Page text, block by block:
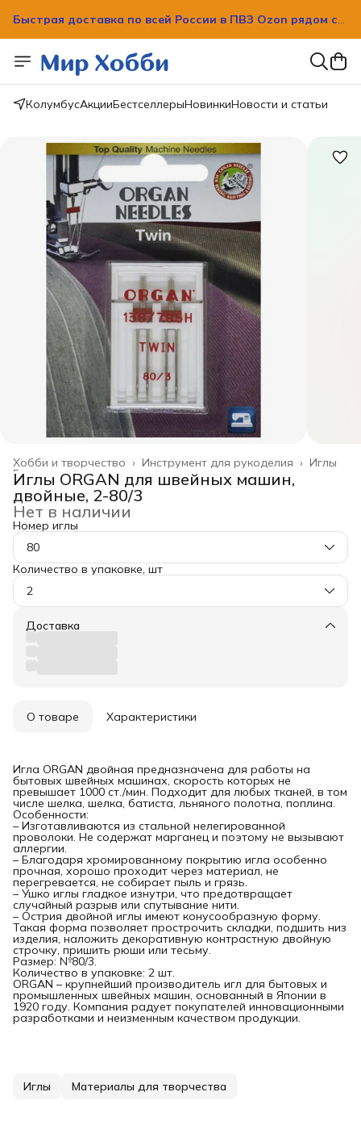
Быстрая доставка по всей России в ПВЗ Ozon рядом с
вашим домом!
Быстрая доставка по всей России в ПВЗ Ozon рядом с
вашим домом!
КолумбусАкцииБестселлерыНовинкиНовости и статьи
Иглы
Инструмент для рукоделия ›
Хобби и творчество ›
Главная ›
Иглы ORGAN для швейных машин,
двойные, 2-80/3
Нет в наличии
Номер иглы
80
Количество в упаковке, шт
2
Доставка
О товаре Характеристики
Игла ORGAN двойная предназначена для работы на
бытовых швейных машинах, скорость которых не
превышает 1000 ст./мин. Подходит для любых тканей, в том
числе шелка, шелка, батиста, льняного полотна, поплина.
Особенности:
– Изготавливаются из стальной нелегированной
проволоки. Не содержат марганец и поэтому не вызывают
аллергии.
– Благодаря хромированному покрытию игла особенно
прочная, хорошо проходит через материал, не
перегревается, не собирает пыль и грязь.
– Ушко иглы гладкое изнутри, что предотвращает
случайный разрыв или спутывание нити.
– Острия двойной иглы имеют конусообразную форму.
Такая форма позволяет прострочить складки, подшить низ
изделия, наложить декоративную контрастную двойную
строчку, пришить рюши или тесьму.
Размер: №80/3.
Количество в упаковке: 2 шт.
ORGAN – крупнейший производитель игл для бытовых и
промышленных швейных машин, основанный в Японии в
1920 году. Компания радует покупателей инновационными
разработками и неизменным качеством продукции.
Иглы Материалы для творчества